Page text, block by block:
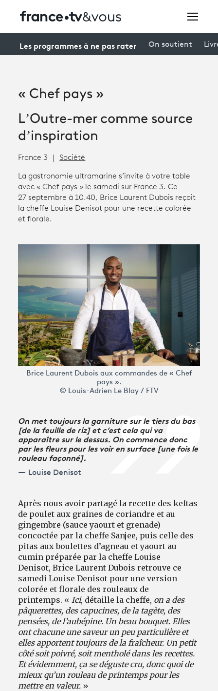
connexion
Creators
À la une
Participer et assister à une émission
Productions et innovation
Programme tv
Les programmes à ne pas rater On soutient
« Chef pays »
L’Outre-mer comme source
d’inspiration
France 3 Société
La gastronomie ultramarine s’invite à votre table
avec « Chef pays » le samedi sur France 3. Ce
27 septembre à 10.40, Brice Laurent Dubois reçoit
la cheffe Louise Denisot pour une recette colorée
et florale.
Brice Laurent Dubois aux commandes de « Chef
pays ».
© Louis-Adrien Le Blay / FTV
On met toujours la garniture sur le tiers du bas
[de la feuille de riz] et c’est cela qui va
apparaître sur le dessus. On commence donc
par les fleurs pour les voir en surface [une fois le
rouleau façonné].
Louise Denisot
Après nous avoir partagé la recette des keftas
de poulet aux graines de coriandre et au
gingembre (sauce yaourt et grenade)
concoctée par la cheffe Sanjee, puis celle des
pitas aux boulettes d’agneau et yaourt au
cumin préparée par la cheffe Louise
Denisot, Brice Laurent Dubois retrouve ce
samedi Louise Denisot pour une version
colorée et florale des rouleaux de
printemps. « Ici, détaille la cheffe, on a des
pâquerettes, des capucines, de la tagète, des
pensées, de l’aubépine. Un beau bouquet. Elles
ont chacune une saveur un peu particulière et
elles apportent toujours de la fraîcheur. Un petit
côté soit poivré, soit mentholé dans les recettes.
Et évidemment, ça se déguste cru, donc quoi de
mieux qu’un rouleau de printemps pour les
mettre en valeur. »